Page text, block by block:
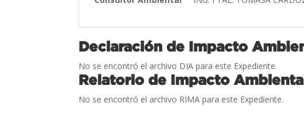
Declaración de Impacto
No se encontró el archivo DIA para este Expediente.
Relatorio de Impacto
No se encontró el archivo RIMA para este Expediente.